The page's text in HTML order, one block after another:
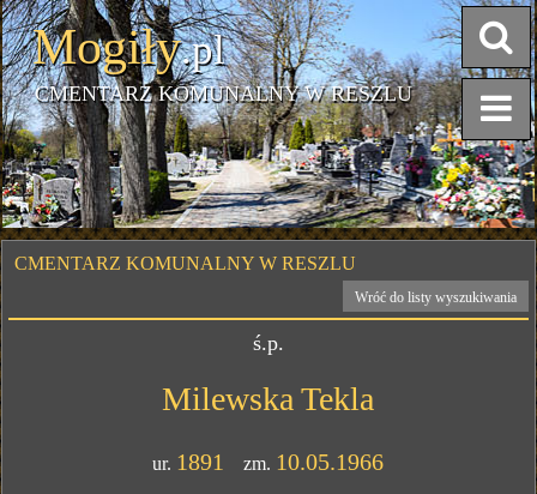
Mogiły.pl
CMENTARZ KOMUNALNY W RESZLU
CMENTARZ KOMUNALNY W RESZLU
Wróć do listy wyszukiwania
ś.p.
Milewska Tekla
ur. 1891 zm. 10.05.1966